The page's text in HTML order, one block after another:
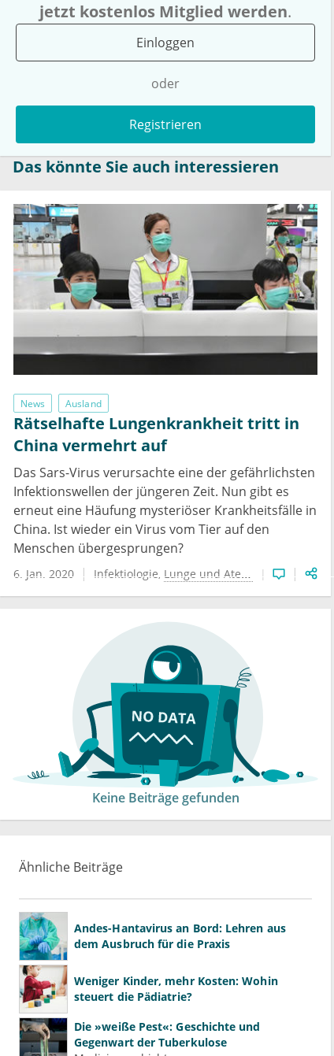
jetzt kostenlos Mitglied werden.
Einloggen
oder
Registrieren
Das könnte Sie auch interessieren
News Ausland
Rätselhafte Lungenkrankheit tritt in
China vermehrt auf
Das Sars-Virus verursachte eine der gefährlichsten
Infektionswellen der jüngeren Zeit. Nun gibt es
erneut eine Häufung mysteriöser Krankheitsfälle in
China. Ist wieder ein Virus vom Tier auf den
Menschen übergesprungen?
6. Jan. 2020 Infektiologie Lunge und Atemwege
Keine Beiträge gefunden
Ähnliche Beiträge
Andes-Hantavirus an Bord: Lehren aus
dem Ausbruch für die Praxis
Weniger Kinder, mehr Kosten: Wohin
steuert die Pädiatrie?
Die »weiße Pest«: Geschichte und
Gegenwart der Tuberkulose